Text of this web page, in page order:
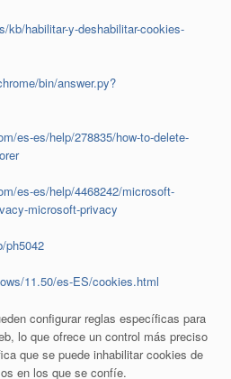
kb/habilitar-y-deshabilitar-cookies-
bin/answer.py?
es-es/help/278835/how-to-delete-
es-es/help/4468242/microsoft-
microsoft-privacy
ph5042
11.50/es-ES/cookies.html
configurar reglas específicas para
lo que ofrece un control más preciso
que se puede inhabilitar cookies de
en los que se confíe.